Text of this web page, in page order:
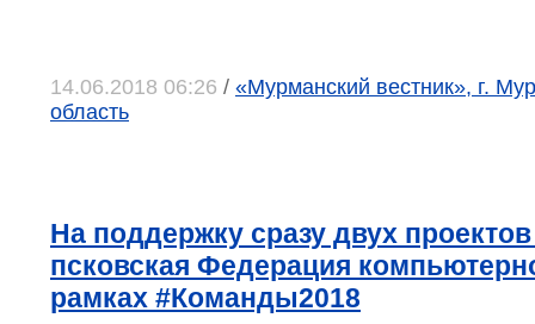
14.06.2018 06:26 / «Мурманский вестник», г.
область
На поддержку сразу двух
псковская Федерация
рамках #Команды2018